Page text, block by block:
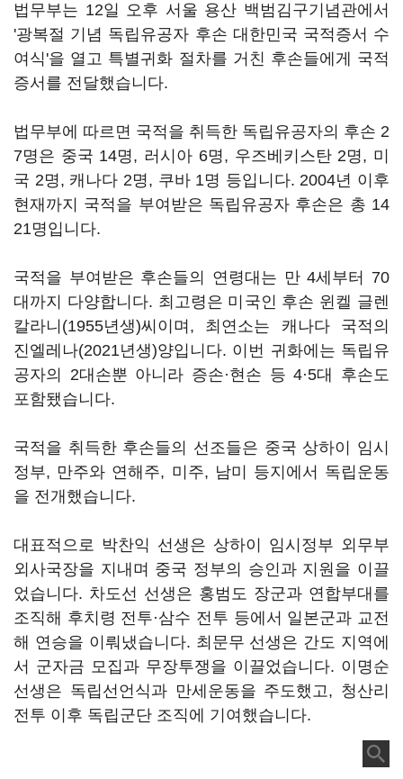
법무부는 12일 오후 서울 용산 백범김구기념관에서
'광복절 기념 독립유공자 후손 대한민국 국적증서 수
여식'을 열고 특별귀화 절차를 거친 후손들에게 국적
증서를 전달했습니다.
법무부에 따르면 국적을 취득한 독립유공자의 후손 2
7명은 중국 14명, 러시아 6명, 우즈베키스탄 2명, 미
국 2명, 캐나다 2명, 쿠바 1명 등입니다. 2004년 이후
현재까지 국적을 부여받은 독립유공자 후손은 총 14
21명입니다.
국적을 부여받은 후손들의 연령대는 만 4세부터 70
대까지 다양합니다. 최고령은 미국인 후손 윈켈 글렌
칼라니(1955년생)씨이며, 최연소는 캐나다 국적의
진엘레나(2021년생)양입니다. 이번 귀화에는 독립유
공자의 2대손뿐 아니라 증손·현손 등 4·5대 후손도
포함됐습니다.
국적을 취득한 후손들의 선조들은 중국 상하이 임시
정부, 만주와 연해주, 미주, 남미 등지에서 독립운동
을 전개했습니다.
대표적으로 박찬익 선생은 상하이 임시정부 외무부
외사국장을 지내며 중국 정부의 승인과 지원을 이끌
었습니다. 차도선 선생은 홍범도 장군과 연합부대를
조직해 후치령 전투·삼수 전투 등에서 일본군과 교전
해 연승을 이뤄냈습니다. 최문무 선생은 간도 지역에
서 군자금 모집과 무장투쟁을 이끌었습니다. 이명순
선생은 독립선언식과 만세운동을 주도했고, 청산리
전투 이후 독립군단 조직에 기여했습니다.